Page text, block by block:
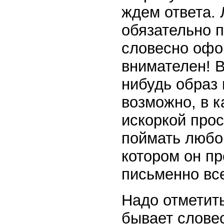
ждем ответа.
обязательно
словесно
внимателен!
нибудь
возможно, в
искоркой
поймать
котором он
письменно
Надо
бывает